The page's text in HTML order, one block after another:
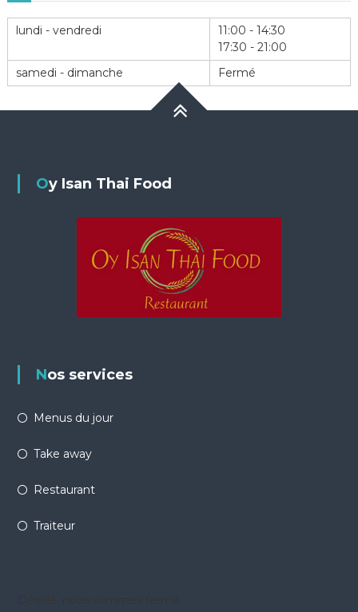
lundi - vendredi
11:00 - 14:30
17:30 - 21:00
samedi - dimanche
Fermé
Oy Isan Thai Food
Nos services
Menus du jour
Take away
Restaurant
Traiteur